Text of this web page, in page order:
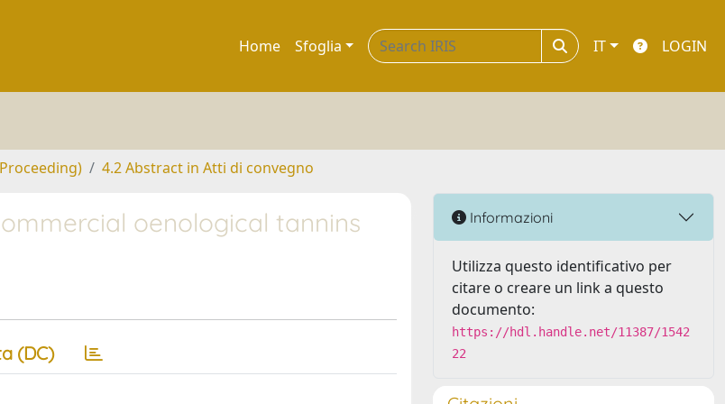
Home Sfoglia IT LOGIN
4.2 Abstract in Atti di convegno
oenological tannins
(DC)
Informazioni
Utilizza questo identificativo per
citare o creare un link a questo
documento:
https://hdl.handle.net/11387/1542
22